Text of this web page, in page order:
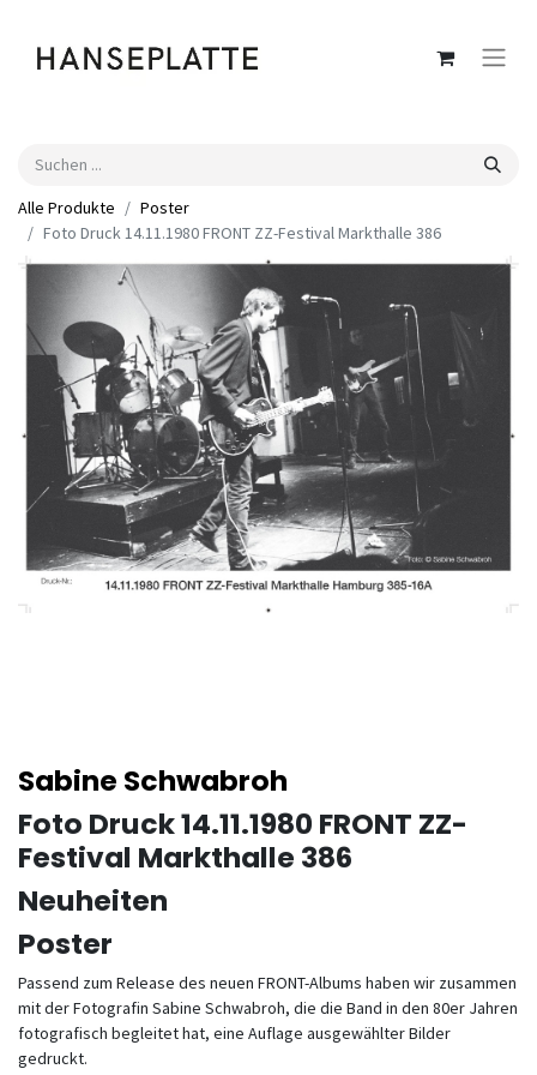
Alle Produkte
Poster
Foto Druck 14.11.1980 FRONT ZZ-Festival Markthalle 386
Sabine Schwabroh
Foto Druck 14.11.1980 FRONT ZZ-
Festival Markthalle 386
Neuheiten
Poster
Passend zum Release des neuen FRONT-Albums haben wir zusammen
mit der Fotografin Sabine Schwabroh, die die Band in den 80er Jahren
fotografisch begleitet hat, eine Auflage ausgewählter Bilder
gedruckt.